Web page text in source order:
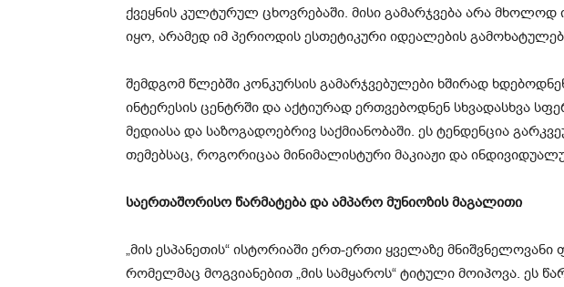
ქვეყნის კულტურულ ცხოვრებაში. მისი გამარჯვება არა მხოლოდ
იყო, არამედ იმ პერიოდის ესთეტიკური იდეალების
შემდგომ წლებში კონკურსის გამარჯვებულები ხშირად
ინტერესის ცენტრში და აქტიურად ერთვებოდნენ სხვადასხვა
მედიასა და საზოგადოებრივ საქმიანობაში. ეს ტენდენცია
თემებსაც, როგორიცაა მინიმალისტური მაკიაჟი და
საერთაშორისო წარმატება და ამპარო მუნიოზის მაგალითი
„მის ესპანეთის“ ისტორიაში ერთ-ერთი ყველაზე მნიშვნელოვანი
რომელმაც მოგვიანებით „მის სამყაროს“ ტიტული მოიპოვა. ეს